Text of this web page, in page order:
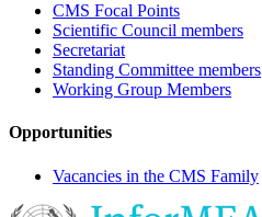
CMS Focal Points
Scientific Council members
Secretariat
Standing Committee members
Working Group Members
Opportunities
Vacancies in the CMS Family